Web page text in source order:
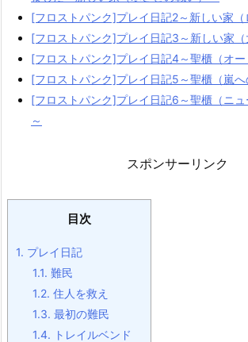
[フロストパンク]プレイ日記2～新しい家（
[フロストパンク]プレイ日記3～新しい家（
[フロストパンク]プレイ日記4～聖櫃（オー
[フロストパンク]プレイ日記5～聖櫃（嵐へ
[フロストパンク]プレイ日記6～聖櫃（ニュ
～
スポンサーリンク
目次
1. プレイ日記
1.1. 難民
1.2. 住人を救え
1.3. 最初の難民
1.4. トレイルベンド